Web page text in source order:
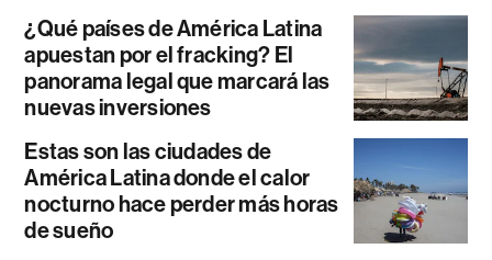
¿Qué países de América Latina
apuestan por el fracking? El
panorama legal que marcará las
nuevas inversiones
Estas son las ciudades de
América Latina donde el calor
nocturno hace perder más horas
de sueño